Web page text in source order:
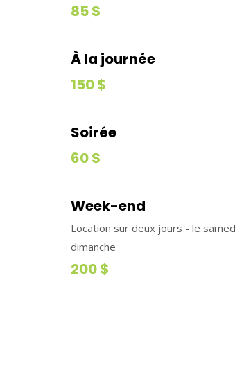
85 $
À la journée
150 $
Soirée
60 $
Week-end
Location sur deux jours - le
dimanche
200 $